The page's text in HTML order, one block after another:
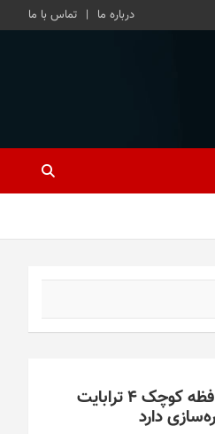
درباره ما تماس با ما
این کارت حافظه کوچک ۴ ترابایت
دارد